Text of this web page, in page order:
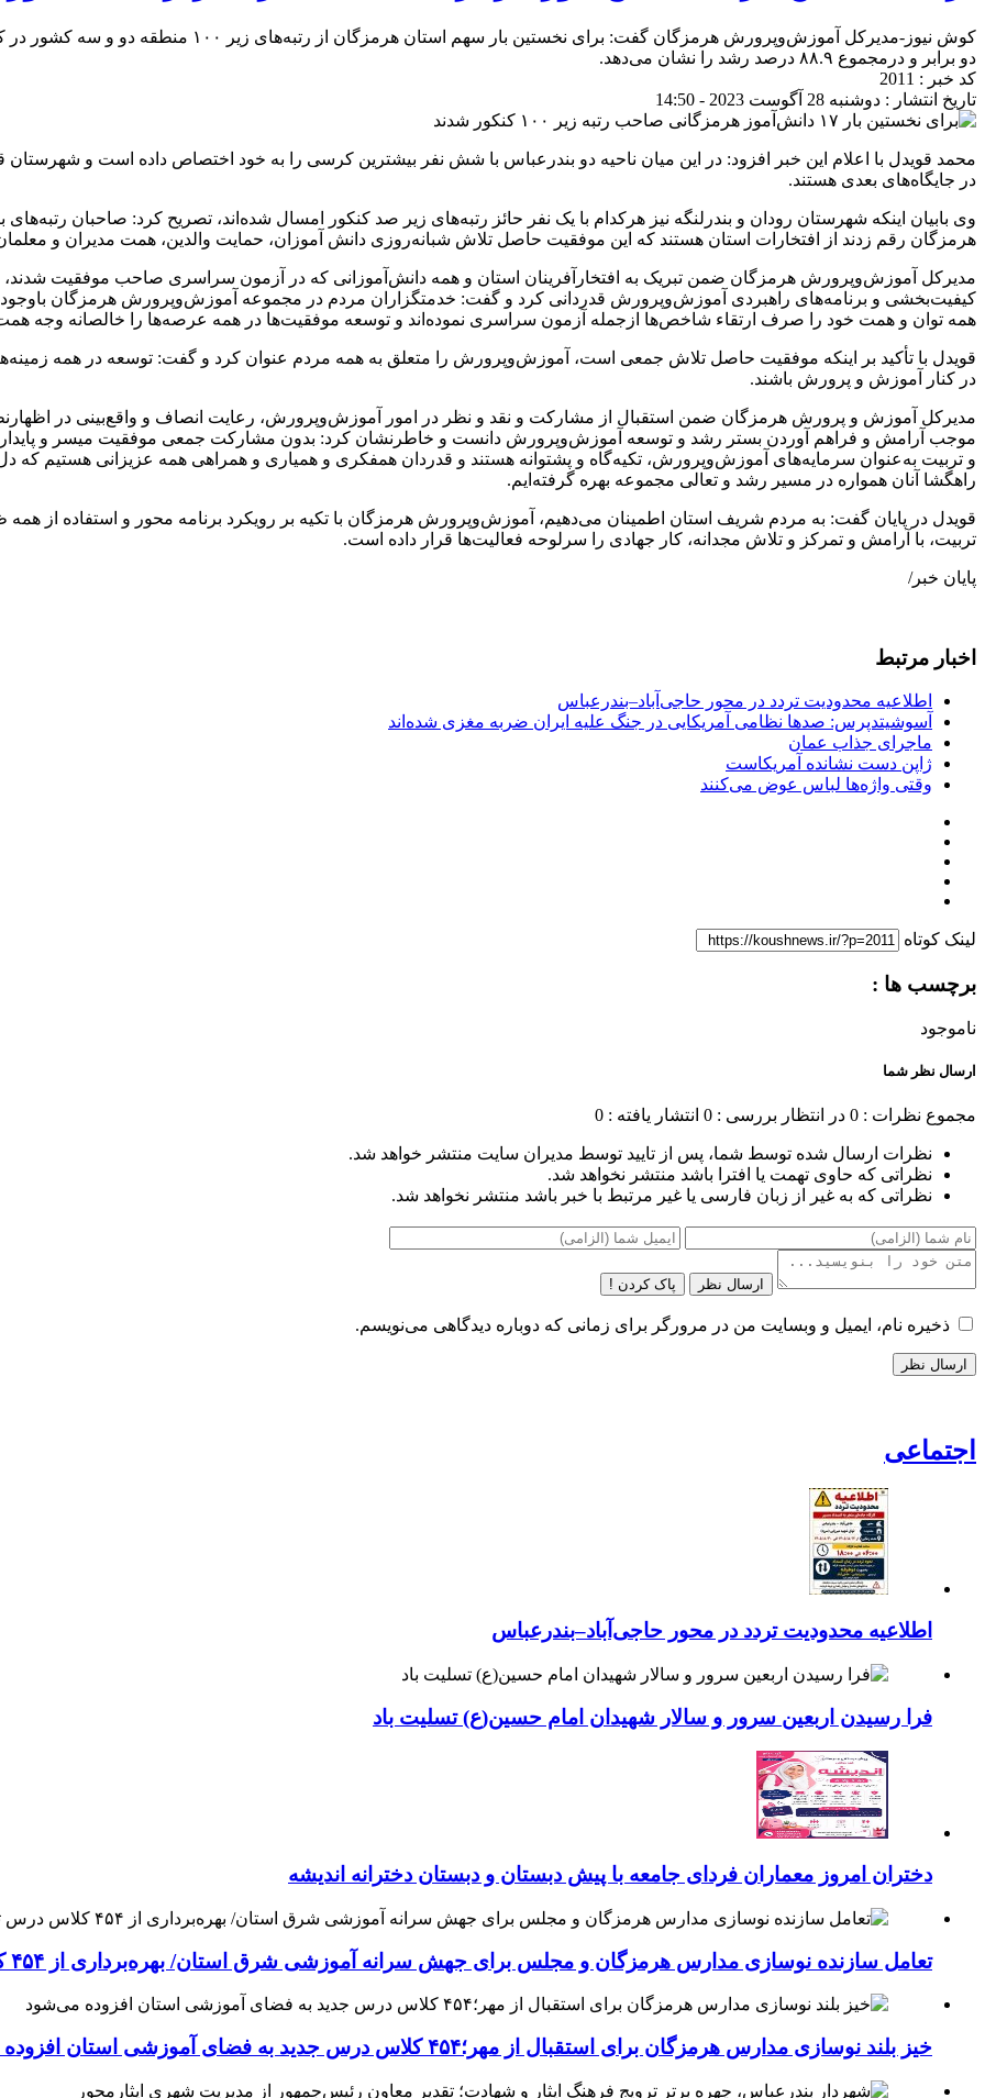
دو برابر و درمجموع ۸۸.۹ درصد رشد را نشان می‌دهد.
کد خبر : 2011
تاریخ انتشار : دوشنبه 28 آگوست 2023 - 14:50
محمد قویدل با اعلام این خبر افزود: در این میان ناحیه دو بندرعباس با شش نفر بیشترین کرسی را به خود اختصاص داده است و
در جایگاه‌های بعدی هستند.
وی بابیان اینکه شهرستان رودان و بندرلنگه نیز هرکدام با یک نفر حائز رتبه‌های زیر صد کنکور امسال شده‌اند، تصریح کرد: صاحبان
هرمزگان رقم زدند از افتخارات استان هستند که این موفقیت حاصل تلاش شبانه‌روزی دانش آموزان، حمایت والدین، همت مدیران و
مدیرکل آموزش‌وپرورش هرمزگان ضمن تبریک به افتخارآفرینان استان و همه دانش‌آموزانی که در آزمون سراسری صاحب موفقیت شدند،
کیفیت‌بخشی و برنامه‌های راهبردی آموزش‌وپرورش قدردانی کرد و گفت: خدمتگزاران مردم در مجموعه آموزش‌وپرورش هرمزگان باوجود
همه توان و همت خود را صرف ارتقاء شاخص‌ها ازجمله آزمون سراسری نموده‌اند و توسعه موفقیت‌ها در همه عرصه‌ها را خالصانه وجه همت
قویدل با تأکید بر اینکه موفقیت حاصل تلاش جمعی است، آموزش‌وپرورش را متعلق به همه مردم عنوان کرد و گفت: توسعه در همه زمینه‌ها
در کنار آموزش و پرورش باشند.
مدیرکل آموزش و پرورش هرمزگان ضمن استقبال از مشارکت و نقد و نظر در امور آموزش‌وپرورش، رعایت انصاف و واقع‌بینی در
موجب آرامش و فراهم آوردن بستر رشد و توسعه آموزش‌وپرورش دانست و خاطرنشان کرد: بدون مشارکت جمعی موفقیت میسر و پایدار
و تربیت به‌عنوان سرمایه‌های آموزش‌وپرورش، تکیه‌گاه و پشتوانه هستند و قدردان همفکری و همیاری و همراهی همه عزیزانی هستیم که
راهگشا آنان همواره در مسیر رشد و تعالی مجموعه بهره گرفته‌ایم.
قویدل در پایان گفت: به مردم شریف استان اطمینان می‌دهیم، آموزش‌وپرورش هرمزگان با تکیه بر رویکرد برنامه محور و استفاده از
تربیت، با آرامش و تمرکز و تلاش مجدانه، کار جهادی را سرلوحه فعالیت‌ها قرار داده است.
پایان خبر/
اخبار مرتبط
اطلاعیه محدودیت تردد در محور حاجی‌آباد–بندرعباس
آسوشیتدپرس: صدها نظامی آمریکایی در جنگ علیه ایران ضربه مغزی شده‌اند
ماجرای جذاب عمان
ژاپن دست نشانده آمریکاست
وقتی واژه‌ها لباس عوض می‌کنند
لینک کوتاه
برچسب ها :
ناموجود
ارسال نظر شما
مجموع نظرات : 0 در انتظار بررسی : 0 انتشار یافته : 0
نظرات ارسال شده توسط شما، پس از تایید توسط مدیران سایت منتشر خواهد شد.
نظراتی که حاوی تهمت یا افترا باشد منتشر نخواهد شد.
نظراتی که به غیر از زبان فارسی یا غیر مرتبط با خبر باشد منتشر نخواهد شد.
ارسال نظر پاک کردن !
ذخیره نام، ایمیل و وبسایت من در مرورگر برای زمانی که دوباره دیدگاهی می‌نویسم.
اجتماعی
اطلاعیه محدودیت تردد در محور حاجی‌آباد–بندرعباس
فرا رسیدن اربعین سرور و سالار شهیدان امام حسین(ع) تسلیت باد
دختران امروز معماران فردای جامعه با پیش دبستان و دبستان دخترانه اندیشه
تعامل سازنده نوسازی مدارس هرمزگان و مجلس برای جهش سرانه آموزشی شرق استان/ بهره‌برداری از ۴۵۴ کلاس درس تا مهرماه
خیز بلند نوسازی مدارس هرمزگان برای استقبال از مهر؛۴۵۴ کلاس درس جدید به فضای آموزشی استان افزوده می‌شود